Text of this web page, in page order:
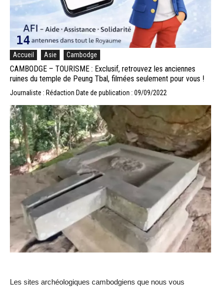
Accueil Asie Cambodge
CAMBODGE – TOURISME : Exclusif, retrouvez les anciennes
ruines du temple de Peung Tbal, filmées seulement pour vous !
Journaliste : Rédaction Date de publication : 09/09/2022
Les sites archéologiques cambodgiens que nous vous